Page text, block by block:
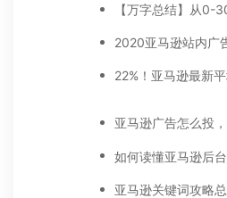
亚马逊关键词攻略